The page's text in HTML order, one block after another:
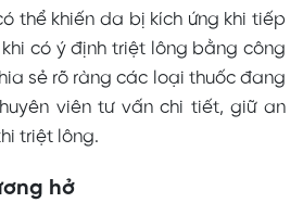
thể khiến da bị kích ứng khi tiếp
có ý định triệt lông bằng công
sẻ rõ ràng các loại thuốc đang
viên tư vấn chi tiết,giữan
triệt lông.
hở